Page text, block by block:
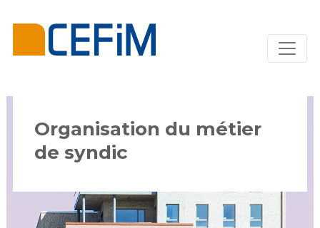
Organisation du métier
de syndic